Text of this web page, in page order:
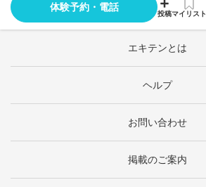
体験予約・電話
投稿マイリスト
エキテンとは
ヘルプ
お問い合わせ
掲載のご案内